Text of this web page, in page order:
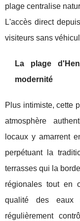
plage centralise
L'accès direct
visiteurs sans
La plage
modernité
Plus intimiste, cette
atmosphère
locaux y amarrent
perpétuant la
terrasses qui la
régionales tout en
qualité des eaux
régulièrement